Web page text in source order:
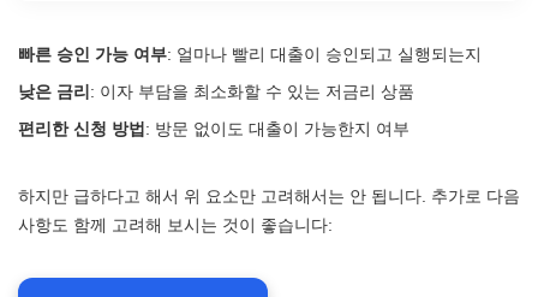
빠른 승인 가능 여부: 얼마나 빨리 대출이 승인되고 실행되는지
낮은 금리 : 이자 부담을 최소화할 수 있는 저금리 상품
편리한 신청 방법 : 방문 없이도 대출이 가능한지 여부
하지만 급하다고 해서 위 요소만 고려해서는 안 됩니다. 추가로 다음
사항도 함께 고려해 보시는 것이 좋습니다: